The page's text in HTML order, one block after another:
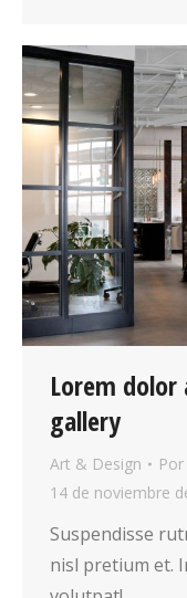
Lorem
gallery
Art & Design Por
14 de noviembre
Suspendisse
nisl pretium et.